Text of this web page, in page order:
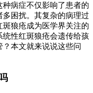
病症不仅影响了患者的
困扰。其复杂的病理过
狼疮成为医学界关注的
性红斑狼疮会遗传给孩
本文就来说说这些问